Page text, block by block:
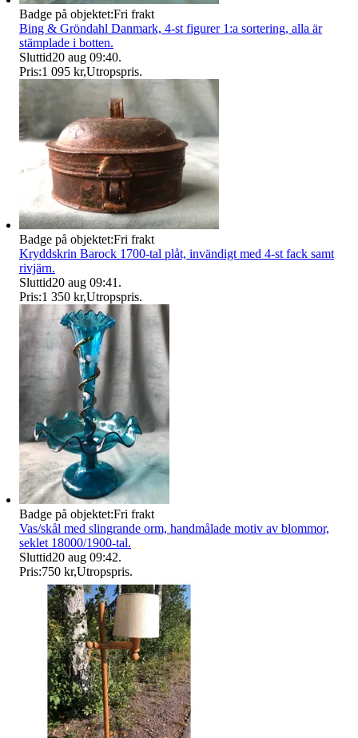
Badge på objektet:Fri frakt
Bing & Gröndahl Danmark, 4-st figurer 1:a sortering, alla är
stämplade i botten.
Sluttid20 aug 09:40.
Pris:1 095 kr,Utropspris.
Badge på objektet:Fri frakt
Kryddskrin Barock 1700-tal plåt, invändigt med 4-st fack samt
rivjärn.
Sluttid20 aug 09:41 .
Pris:1 350 kr,Utropspris.
Badge på objektet:Fri frakt
Vas/skål med slingrande orm, handmålade motiv av blommor,
seklet 18000/1900-tal.
Sluttid20 aug 09:42.
Pris:750 kr,Utropspris.